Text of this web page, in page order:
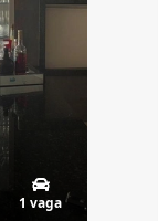
1 vaga